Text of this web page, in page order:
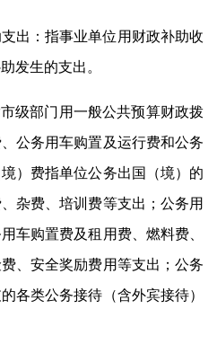
出：指事业单位用财政补助收
发生的支出。
级部门用一般公共预算财政拨
公务用车购置及运行费和公务
）费指单位公务出国（境）的
杂费、培训费等支出；公务用
车购置费及租用费、燃料费、
、安全奖励费用等支出；公务
各类公务接待（含外宾接待）